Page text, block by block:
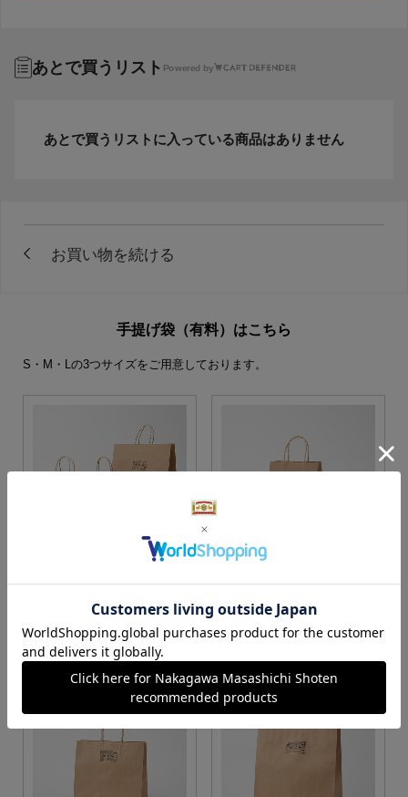
あとで買うリスト Powered by
あとで買うリストに入っている商品はありません
手提げ袋（有料）はこちら
S・M・Lの3つサイズをご用意しております。
カートに入れる カートに入れる